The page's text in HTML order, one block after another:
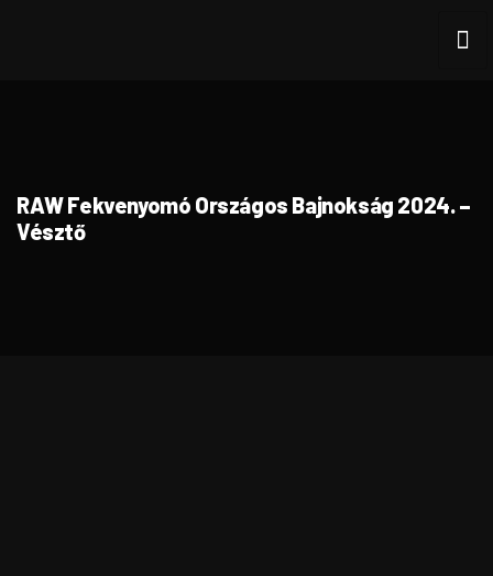
RAW Fekvenyomó Országos Bajnokság 2024. –
Vésztő